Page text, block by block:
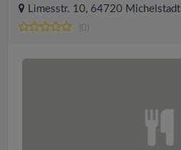
Limesstr. 10, 64720 Michelstadt
(0)